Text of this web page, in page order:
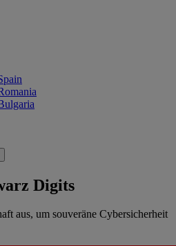
Digits
aus, um souveräne Cybersicherheit